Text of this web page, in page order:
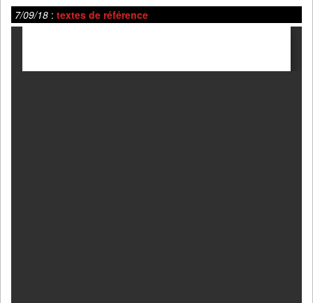
7/09/18 : textes de référence